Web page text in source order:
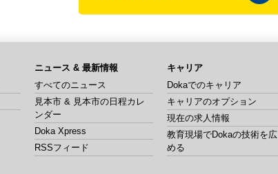
ニュース & 最新情報
すべてのニュース
見本市 & 見本市の日程カレ
ンダー
Doka Xpress
RSSフィード
キャリア
Dokaでのキャリア
キャリアのオプション
現在の求人情報
教育現場でDokaの技術を広
める